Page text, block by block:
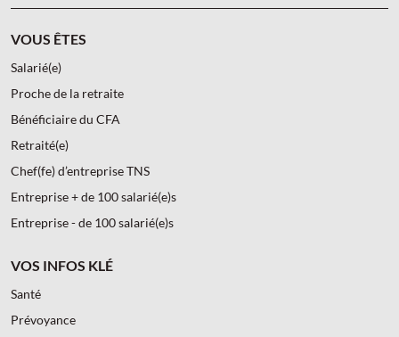
VOUS ÊTES
Salarié(e)
Proche de la retraite
Bénéficiaire du CFA
Retraité(e)
Chef(fe) d’entreprise TNS
Entreprise + de 100 salarié(e)s
Entreprise - de 100 salarié(e)s
VOS INFOS KLÉ
Santé
Prévoyance